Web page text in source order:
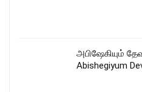
அபிஷேகியும்
Abishegiyum